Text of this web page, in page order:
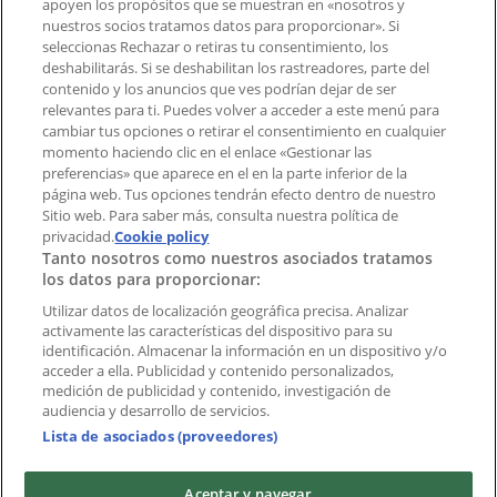
Tienda mal colocada en el mapa
Notificar un folleto
¿Encontraste un problema en la web o en la
aplicación?
Índices
Marcas
Negocios
Negocios cercanos
Productos
Ciudades
Descargar la APP Tiendeo
apoyen los propósitos que se muestran en «nosotros y
nuestros socios tratamos datos para proporcionar». Si
seleccionas Rechazar o retiras tu consentimiento, los
deshabilitarás. Si se deshabilitan los rastreadores, parte del
contenido y los anuncios que ves podrían dejar de ser
relevantes para ti. Puedes volver a acceder a este menú para
cambiar tus opciones o retirar el consentimiento en cualquier
momento haciendo clic en el enlace «Gestionar las
preferencias» que aparece en el en la parte inferior de la
página web. Tus opciones tendrán efecto dentro de nuestro
Sitio web. Para saber más, consulta nuestra política de
privacidad.Cookie policy
Tanto nosotros como nuestros asociados tratamos
los datos para proporcionar:
Utilizar datos de localización geográfica precisa. Analizar
activamente las características del dispositivo para su
identificación. Almacenar la información en un dispositivo y/o
acceder a ella. Publicidad y contenido personalizados,
medición de publicidad y contenido, investigación de
audiencia y desarrollo de servicios.
Lista de asociados (proveedores)